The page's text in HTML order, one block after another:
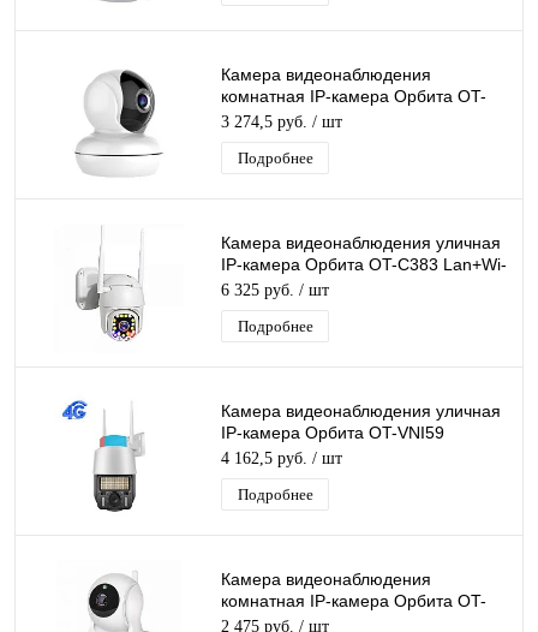
Камера видеонаблюдения
комнатная IP-камера Орбита OT-
VNI19 (VP-W9) Wi-Fi камера 2 Mpix
3,6мм
3 274,5 руб. / шт
Подробнее
Камера видеонаблюдения уличная
IP-камера Орбита OT-C383 Lan+Wi-
Fi камера 2 Mpix 3,6мм для дома и
др
6 325 руб. / шт
Подробнее
Камера видеонаблюдения уличная
IP-камера Орбита OT-VNI59
Lan+Wi-Fi камера 3 Mpix 3,6мм для
дома и др
4 162,5 руб. / шт
Подробнее
Камера видеонаблюдения
комнатная IP-камера Орбита OT-
VNI21 белая Wi-Fi ip камера 2 Mpix
2 475 руб. / шт